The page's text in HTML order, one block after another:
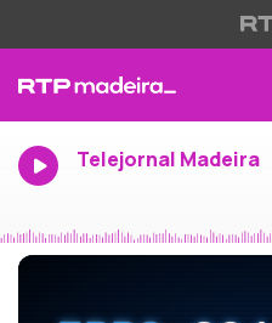
Telejornal Madeira